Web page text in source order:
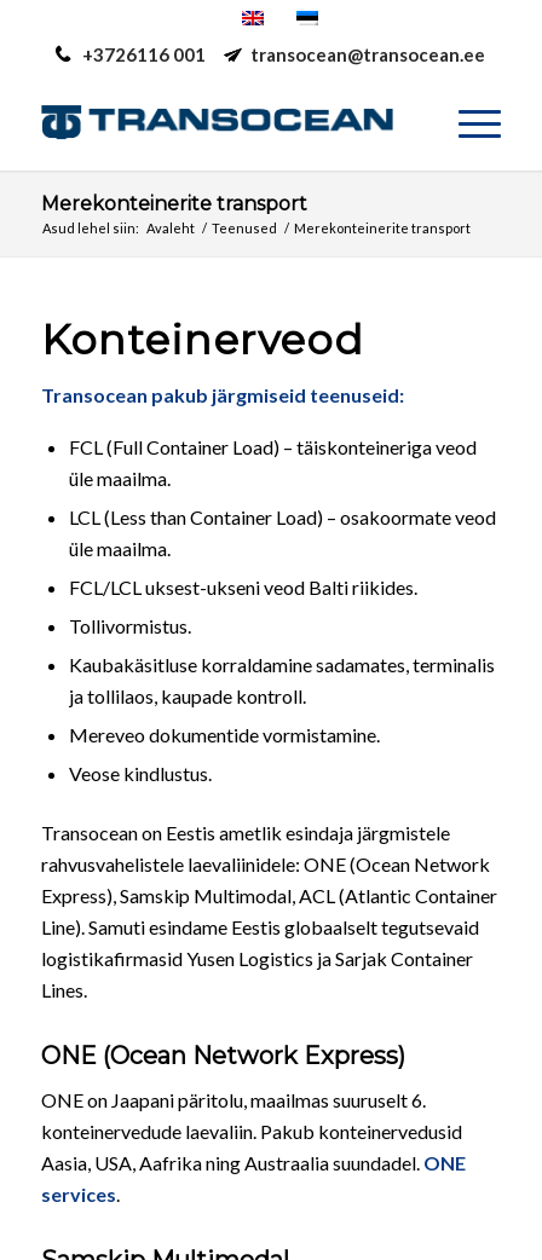
+3726116 001 transocean@transocean.ee
Merekonteinerite transport
Asud lehel siin: Avaleht / Teenused / Merekonteinerite transport
Konteinerveod
Transocean pakub järgmiseid teenuseid:
FCL (Full Container Load) – täiskonteineriga veod
üle maailma.
LCL (Less than Container Load) – osakoormate veod
üle maailma.
FCL/LCL uksest-ukseni veod Balti riikides.
Tollivormistus.
Kaubakäsitluse korraldamine sadamates, terminalis
ja tollilaos, kaupade kontroll.
Mereveo dokumentide vormistamine.
Veose kindlustus.
Transocean on Eestis ametlik esindaja järgmistele
rahvusvahelistele laevaliinidele: ONE (Ocean Network
Express), Samskip Multimodal, ACL (Atlantic Container
Line). Samuti esindame Eestis globaalselt tegutsevaid
logistikafirmasid Yusen Logistics ja Sarjak Container
Lines.
ONE (Ocean Network Express)
ONE on Jaapani päritolu, maailmas suuruselt 6.
konteinervedude laevaliin. Pakub konteinervedusid
Aasia, USA, Aafrika ning Austraalia suundadel. ONE
services.